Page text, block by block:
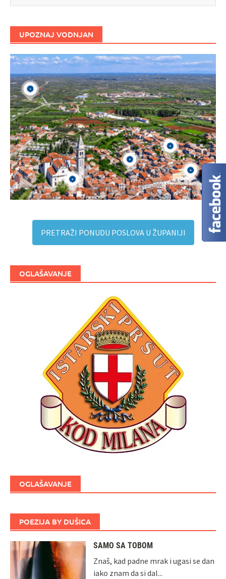
UPOZNAJ VODNJAN
PRETRAŽI PONUDU POSLOVA U ŽUPANIJI
OGLAŠAVANJE
OGLAŠAVANJE
POEZIJA BY DUŠICA
SAMO SA TOBOM
Znaš, kad padne mrak i ugasi se dan
iako znam da si dal...